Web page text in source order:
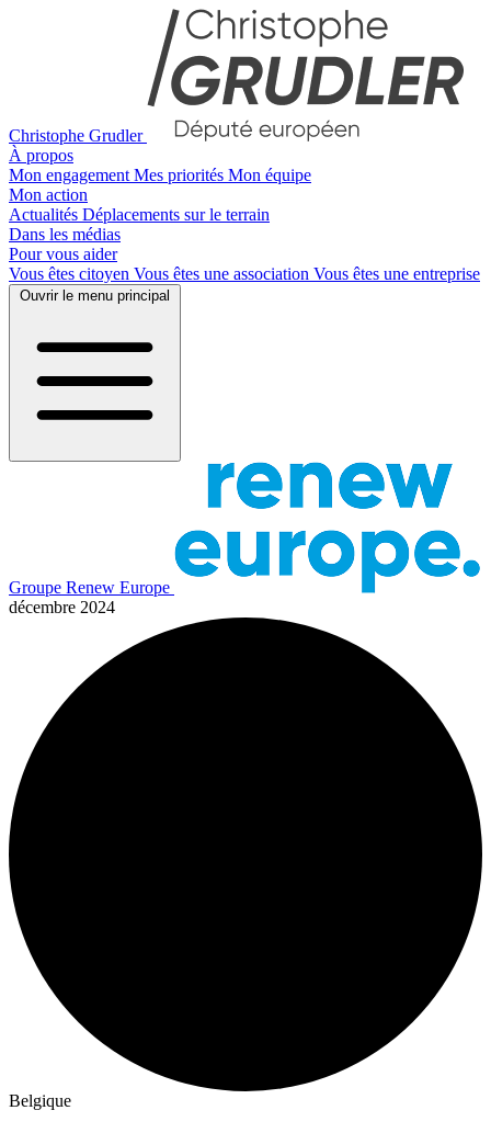
Christophe Grudler
À propos
Mon engagement Mes priorités Mon équipe
Mon action
Actualités Déplacements sur le terrain
Dans les médias
Pour vous aider
Vous êtes citoyen Vous êtes une association Vous êtes une entreprise
Ouvrir le menu principal
Groupe Renew Europe
décembre 2024
Belgique